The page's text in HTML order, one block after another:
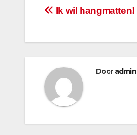
Bericht
Ik wil hangmatten!
Door admin